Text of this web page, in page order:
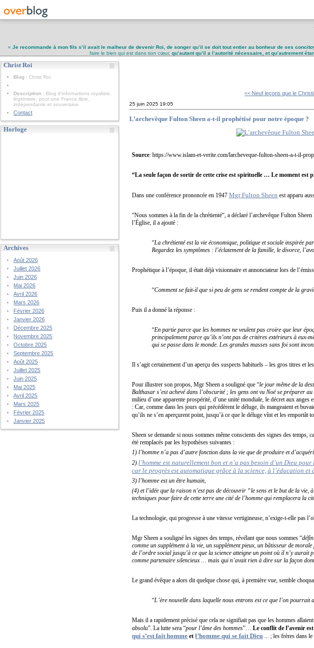
« Je recommande à mon fils s’il avait le malheur de devenir Roi, de songer qu’il se doit tout entier au bonheur de ses
faire le bien qui est dans son cœur, qu’autant qu’il a l’autorité nécessaire, et qu’autrement
Christ Roi
Blog : Christ Roi
Description : Blog d'informations royaliste,
légitimiste, pour une France libre,
indépendante et souveraine
Contact
Horloge
Archives
Août 2026
Juillet 2026
Juin 2026
Mai 2026
Avril 2026
Mars 2026
Février 2026
Janvier 2026
Décembre 2025
Novembre 2025
Octobre 2025
Septembre 2025
Août 2025
Juillet 2025
Juin 2025
Mai 2025
Avril 2025
Mars 2025
Février 2025
Janvier 2025
<< Neuf leçons que le
25 juin 2025 19:05
L’archevêque Fulton Sheen a-t-il prophétisé pour notre époque ?
Source: https://www.islam-et-verite.com/larcheveque-fulton-sheen-a-t-il-
“La seule façon de sortir de cette crise est spirituelle … Le moment est
Dans une conférence prononcée en 1947Mgr Fulton Sheen est apparu
“Nous sommes à la fin de la chrétienté“, a déclaré l’archevêque Fulton
l’Église, il a ajouté :
“La chrétienté est la vie économique, politique et sociale inspirée
Regardez les symptômes : l’éclatement de la famille, le divorce,
Prophétique à l’époque, il était déjà visionnaire et annonciateur lors de
“Comment se fait-il que si peu de gens se rendent compte de la
Puis il a donné la réponse :
“En partie parce que les hommes ne veulent pas croire que leur
principalement parce qu’ils n’ont pas de critères extérieurs à eux-
qui se passe dans le monde. Les grandes masses sans foi sont
Il s’agit certainement d’un aperçu des suspects habituels – les gros titres et
Pour illustrer son propos, Mgr Sheen a souligné que “le jour même de la
Balthasar s’est achevé dans l’obscurité ; les gens ont vu Noé se préparer
milieu d’une apparente prospérité, d’une unité mondiale, le décret aux
: Car, comme dans les jours qui précédèrent le déluge, ils mangeaient et
qu’ils ne s’en aperçurent point, jusqu’à ce que le déluge vînt et les
Sheen se demande si nous sommes même conscients des signes des temps,
été remplacés par les hypothèses suivantes :
1) l’homme n’a pas d’autre fonction dans la vie que de produire et
2) l’homme est naturellement bon et n’a pas besoin d’un Dieu
car le progrès est automatique grâce à la science, à l’éducation
3) l’homme est un être humain,
(4) et l’idée que la raison n’est pas de découvrir “le sens et le but de la
techniques pour faire de cette terre une cité de l’homme qui remplacera la
La technologie, qui progresse à une vitesse vertigineuse, n’exige-t-elle pas
Mgr Sheen a souligné les signes des temps, révélant que nous sommes “
comme un supplément à la vie, un supplément pieux, un bâtisseur de
de l’ordre social jusqu’à ce que la science atteigne un point où il n’y
comme partenaire silencieux … mais qui n’avait rien à dire sur la façon
Le grand évêque a alors dit quelque chose qui, à première vue, semble
“L’ère nouvelle dans laquelle nous entrons est ce que l’on
Mais il a rapidement précisé que cela ne signifiait pas que les hommes
absolu”. La lutte sera “pour l’âme des hommes”…Le conflit de l’avenir
qui s’est fait homme etl’homme qui se fait Dieu ... ; les frères dans